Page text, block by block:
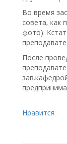
Во время
совета, как
фото).
После
Нравится